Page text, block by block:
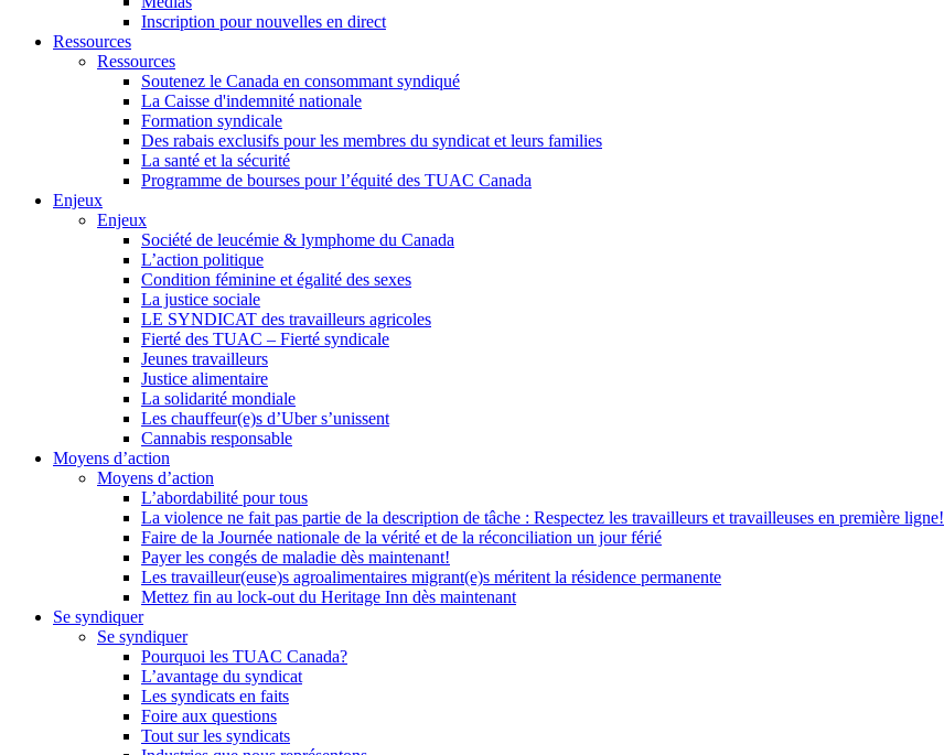
Inscription pour nouvelles en direct
Ressources
Ressources
Soutenez le Canada en consommant syndiqué
La Caisse d'indemnité nationale
Formation syndicale
Des rabais exclusifs pour les membres du syndicat et leurs families
La santé et la sécurité
Programme de bourses pour l’équité des TUAC Canada
Enjeux
Enjeux
Société de leucémie & lymphome du Canada
L’action politique
Condition féminine et égalité des sexes
La justice sociale
LE SYNDICAT des travailleurs agricoles
Fierté des TUAC – Fierté syndicale
Jeunes travailleurs
Justice alimentaire
La solidarité mondiale
Les chauffeur(e)s d’Uber s’unissent
Cannabis responsable
Moyens d’action
Moyens d’action
L’abordabilité pour tous
La violence ne fait pas partie de la description de tâche : Respectez les travailleurs et travailleuses en première ligne!
Faire de la Journée nationale de la vérité et de la réconciliation un jour férié
Payer les congés de maladie dès maintenant!
Les travailleur(euse)s agroalimentaires migrant(e)s méritent la résidence permanente
Mettez fin au lock-out du Heritage Inn dès maintenant
Se syndiquer
Se syndiquer
Pourquoi les TUAC Canada?
L’avantage du syndicat
Les syndicats en faits
Foire aux questions
Tout sur les syndicats